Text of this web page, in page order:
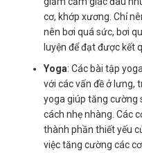
cơ, khớp xương. Chỉ
nên bơi quá sức, bơi
luyện để đạt được kết
Yoga: Các bài tập
với các vấn đề ở lưng,
yoga giúp tăng cường
cách nhẹ nhàng. Các
thành phần thiết yếu
việc tăng cường các